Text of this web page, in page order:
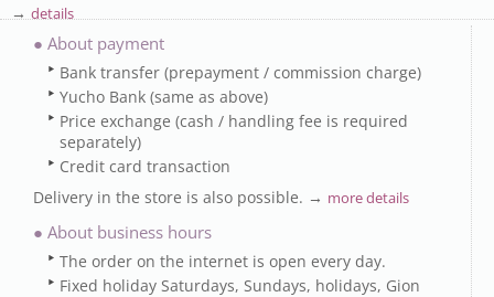
→ details
● About payment
Bank transfer (prepayment / commission charge)
Yucho Bank (same as above)
Price exchange (cash / handling fee is required
separately)
Credit card transaction
Delivery in the store is also possible. → more details
● About business hours
The order on the internet is open every day.
Fixed holiday Saturdays, Sundays, holidays, Gion